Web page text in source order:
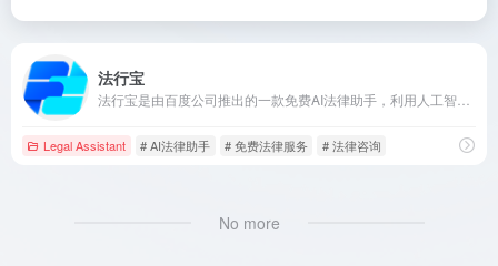
法行宝
Legal Assistant # AI法律助手 # 免费法律服务 # 法律咨询
No more